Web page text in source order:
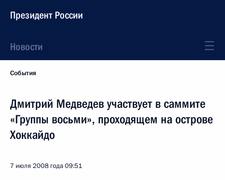
Президент России
Новости
События
Дмитрий Медведев участвует в саммите
«Группы восьми», проходящем на острове
Хоккайдо
7 июля 2008 года09:51